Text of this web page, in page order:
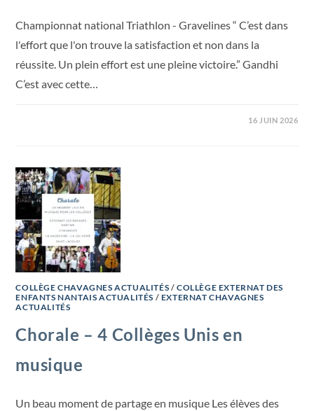
Championnat national Triathlon - Gravelines “ C’est dans
l'effort que l'on trouve la satisfaction et non dans la
réussite. Un plein effort est une pleine victoire.” Gandhi
C’est avec cette…
16 JUIN 2026
COLLÈGE CHAVAGNES ACTUALITÉS /COLLÈGE EXTERNAT DES
ENFANTS NANTAIS ACTUALITÉS / EXTERNAT CHAVAGNES
ACTUALITÉS
Chorale – 4 Collèges Unis en
musique
Un beau moment de partage en musique Les élèves des